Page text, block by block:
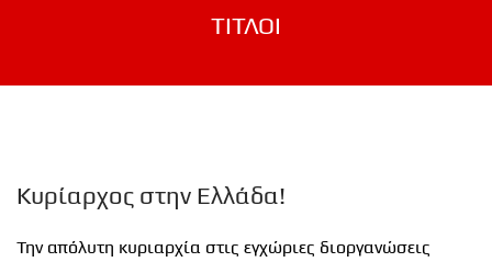
ΤΙΤΛΟΙ
Κυρίαρχος στην Ελλάδα!
Την απόλυτη κυριαρχία στις εγχώριες διοργανώσεις